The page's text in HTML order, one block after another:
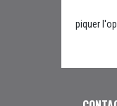
piquer